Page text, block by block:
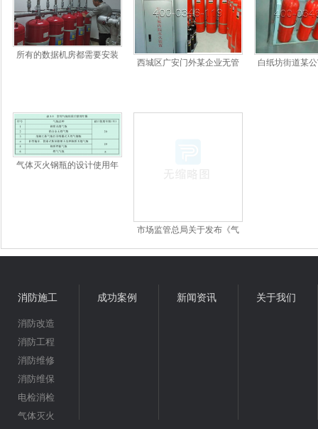
所有的数据机房都需要安装
西城区广安门外某企业无管
白纸坊街道某
气体灭火钢瓶的设计使用年
市场监管总局关于发布《气
消防施工
消防改造
消防工程
消防维修
消防维保
电检消检
气体灭火
成功案例 新闻资讯 关于我们